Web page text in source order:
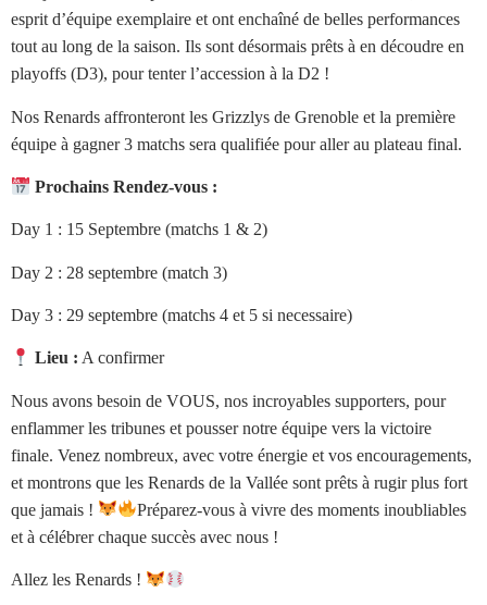
esprit d’équipe exemplaire et ont enchaîné de belles performances
tout au long de la saison. Ils sont désormais prêts à en découdre en
playoffs (D3), pour tenter l’accession à la D2 !
Nos Renards affronteront les Grizzlys de Grenoble et la première
équipe à gagner 3 matchs sera qualifiée pour aller au plateau final.
Prochains Rendez-vous :
Day 1 : 15 Septembre (matchs 1 & 2)
Day 2 : 28 septembre (match 3)
Day 3 : 29 septembre (matchs 4 et 5 si necessaire)
Lieu : A confirmer
Nous avons besoin de VOUS, nos incroyables supporters, pour
enflammer les tribunes et pousser notre équipe vers la victoire
finale. Venez nombreux, avec votre énergie et vos encouragements,
et montrons que les Renards de la Vallée sont prêts à rugir plus fort
que jamais !
Préparez-vous à vivre des moments inoubliables
et à célébrer chaque succès avec nous !
Allez les Renards !